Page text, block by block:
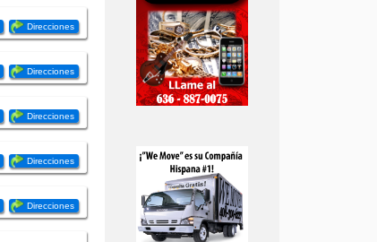
Direcciones
Direcciones
Direcciones
Direcciones
Direcciones